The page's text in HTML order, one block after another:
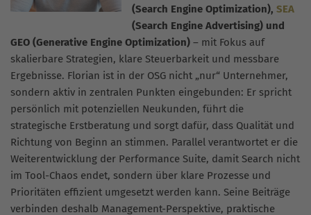
(Search Engine Optimization), SEA
(Search Engine Advertising) und
GEO (Generative Engine Optimization) – mit Fokus auf
skalierbare Strategien, klare Steuerbarkeit und messbare
Ergebnisse. Florian ist in der OSG nicht „nur“ Unternehmer,
sondern aktiv in zentralen Punkten eingebunden: Er spricht
persönlich mit potenziellen Neukunden, führt die
strategische Erstberatung und sorgt dafür, dass Qualität und
Richtung von Beginn an stimmen. Parallel verantwortet er die
Weiterentwicklung der Performance Suite, damit Search nicht
im Tool-Chaos endet, sondern über klare Prozesse und
Prioritäten effizient umgesetzt werden kann. Seine Beiträge
verbinden deshalb Management-Perspektive, praktische